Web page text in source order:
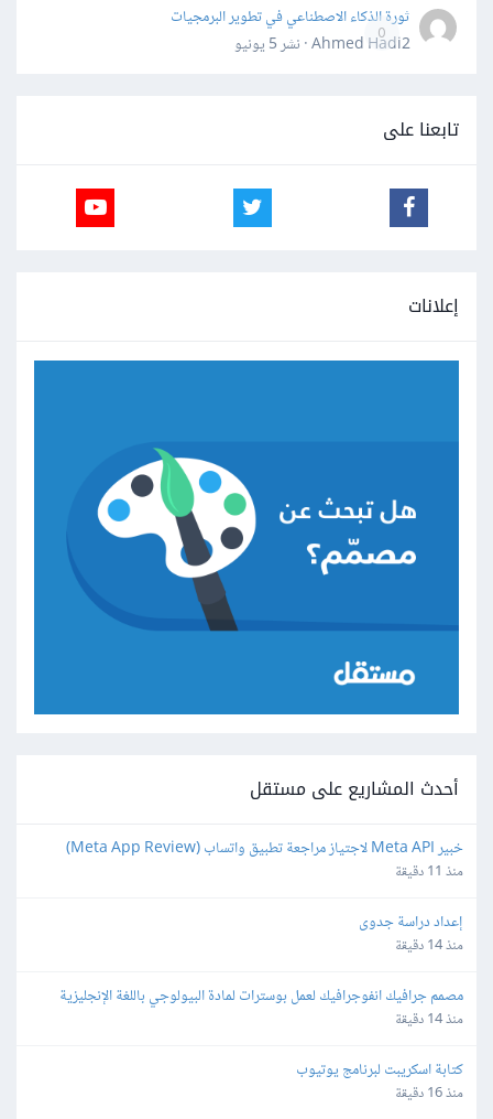
0
ثورة الذكاء الاصطناعي في تطوير البرمجيات
Ahmed Hadi2 · نشر
5 يونيو
تابعنا على
إعلانات
أحدث المشاريع على مستقل
لمنصة SaaS
منذ 11 دقيقة
إعداد دراسة جدوى
منذ 14 دقيقة
بطريقة كرياتيف
منذ 14 دقيقة
كتابة اسكريبت لبرنامج يوتيوب
منذ 16 دقيقة